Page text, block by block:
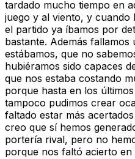
tardado mucho tiempo en
juego y al viento, y cuando
el partido ya íbamos por
bastante. Además
estábamos, que no
hubiéramos sido capaces
que nos estaba costando
porque hasta en los
tampoco pudimos crear
faltado estar más
creo que sí hemos
portería rival, pero no
porque nos faltó acierto en